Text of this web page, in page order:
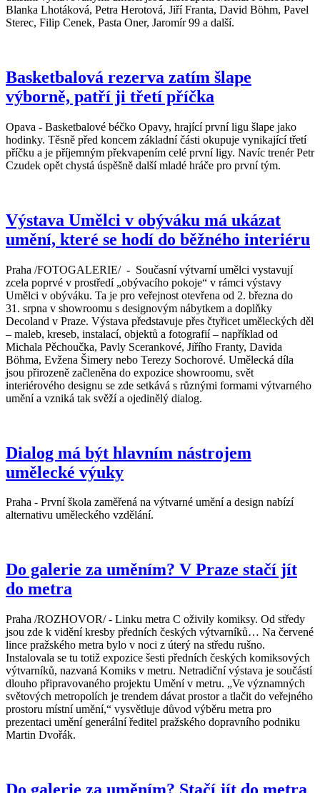
Blanka Lhotáková, Petra Herotová, Jiří Franta, David Böhm, Pavel
Sterec, Filip Cenek, Pasta Oner, Jaromír 99 a další.
Basketbalová rezerva zatím šlape
výborně, patří ji třetí příčka
Opava - Basketbalové béčko Opavy, hrající první ligu šlape jako
hodinky. Těsně před koncem základní části okupuje vynikající třetí
příčku a je příjemným překvapením celé první ligy. Navíc trenér Petr
Czudek opět chystá úspěšně další mladé hráče pro první tým.
Výstava Umělci v obýváku má ukázat
umění, které se hodí do běžného interiéru
Praha /FOTOGALERIE/ - Současní výtvarní umělci vystavují
zcela poprvé v prostředí „obývacího pokoje“ v rámci výstavy
Umělci v obýváku. Ta je pro veřejnost otevřena od 2. března do
31. srpna v showroomu s designovým nábytkem a doplňky
Decoland v Praze. Výstava představuje přes čtyřicet uměleckých děl
– maleb, kreseb, instalací, objektů a fotografií – například od
Michala Pěchoučka, Pavly Scerankové, Jiřího Franty, Davida
Böhma, Evžena Šimery nebo Terezy Sochorové. Umělecká díla
jsou přirozeně začleněna do expozice showroomu, svět
interiérového designu se zde setkává s různými formami výtvarného
umění a vzniká tak svěží a ojedinělý dialog.
Dialog má být hlavním nástrojem
umělecké výuky
Praha - První škola zaměřená na výtvarné umění a design nabízí
alternativu uměleckého vzdělání.
Do galerie za uměním? V Praze stačí jít
do metra
Praha /ROZHOVOR/ - Linku metra C oživily komiksy. Od středy
jsou zde k vidění kresby předních českých výtvarníků… Na červené
lince pražského metra bylo v noci z úterý na středu rušno.
Instalovala se tu totiž expozice šesti předních českých komiksových
výtvarníků, nazvaná Komiks v metru. Netradiční výstava je součástí
dlouho připravovaného projektu Umění v metru. „Ve významných
světových metropolích je trendem dávat prostor a tlačit do veřejného
prostoru místní umění,“ vysvětluje důvod výběru metra pro
prezentaci umění generální ředitel pražského dopravního podniku
Martin Dvořák.